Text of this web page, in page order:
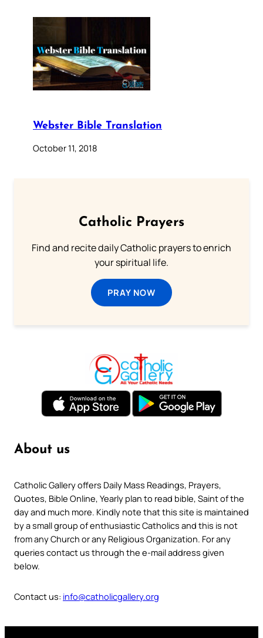
Webster Bible Translation
October 11, 2018
Catholic Prayers
Find and recite daily Catholic prayers to enrich
your spiritual life.
PRAY NOW
About us
Catholic Gallery offers Daily Mass Readings, Prayers,
Quotes, Bible Online, Yearly plan to read bible, Saint of the
day and much more. Kindly note that this site is maintained
by a small group of enthusiastic Catholics and this is not
from any Church or any Religious Organization. For any
queries contact us through the e-mail address given
below.
Contact us: info@catholicgallery.org